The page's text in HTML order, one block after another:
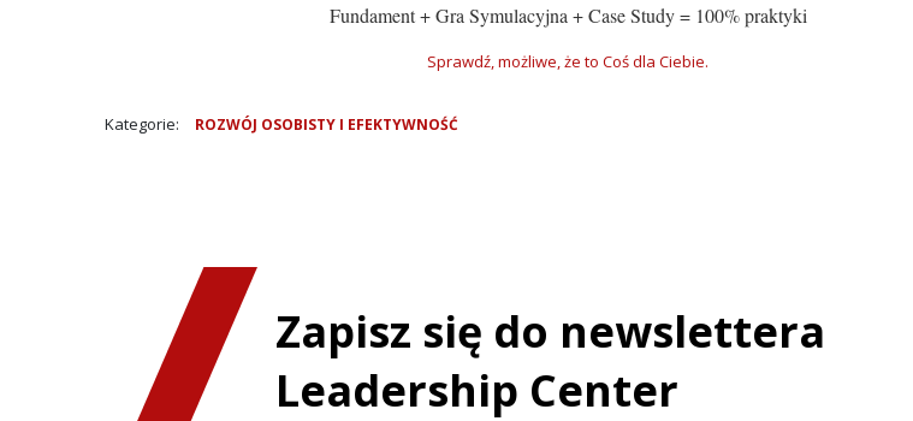
Fundament + Gra Symulacyjna + Case Study = 100% praktyki
Sprawdź, możliwe, że to Coś dla Ciebie.
Kategorie: ROZWÓJ OSOBISTY I EFEKTYWNOŚĆ
Zapisz się do newslettera
Leadership Center